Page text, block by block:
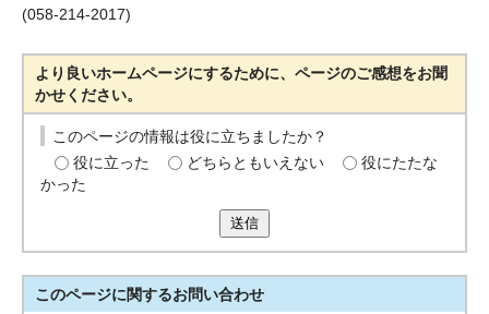
(058-214-2017)
より良いホームページにするために、ページのご感想をお聞
かせください。
このページの情報は役に立ちましたか？
役に立った
どちらともいえない
役にたたな
かった
送信
このページに関するお問い合わせ